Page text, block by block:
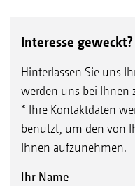
Interesse geweckt?
Hinterlassen Sie uns
werden uns bei Ihnen
* Ihre Kontaktdaten
benutzt, um den von
Ihnen aufzunehmen.
Ihr Name